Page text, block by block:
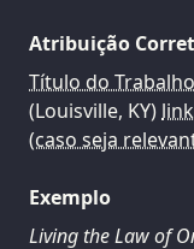
Atribuição
Título do Trabalho
(Louisville, KY)
(caso seja
Exemplo
Living the Law of